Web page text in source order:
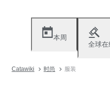
本周
全球
Catawiki 时尚 服装